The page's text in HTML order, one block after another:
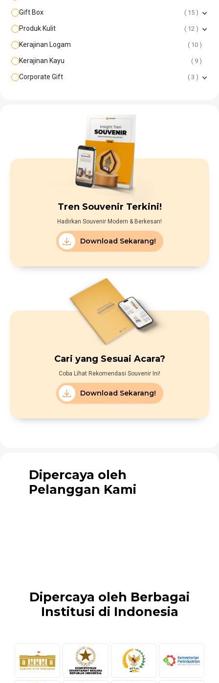
Gift Box 15
Produk Kulit 12
Kerajinan Logam 10
Kerajinan Kayu 9
Corporate Gift 3
Tren Souvenir Terkini!
Hadirkan Souvenir Modern & Berkesan!
Download Sekarang!
Cari yang Sesuai Acara?
Coba Lihat Rekomendasi Souvenir Ini!
Download Sekarang!
Dipercaya oleh
Pelanggan Kami
Dipercaya oleh Berbagai
Institusi di Indonesia